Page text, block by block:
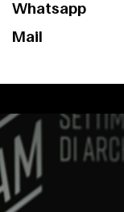
Whatsapp
Mail